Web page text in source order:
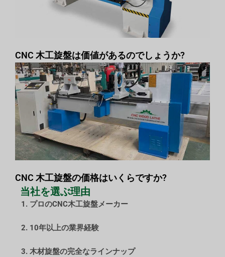
CNC 木工旋盤は価値があるのでしょうか?
CNC 木工旋盤の価格はいくらですか?
当社を選ぶ理由
1. プロのCNC木工旋盤メーカー
2. 10年以上の業界経験
3. 木材旋盤の完全なラインナップ